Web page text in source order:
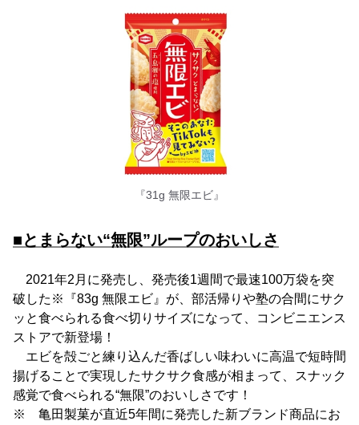
『31g 無限エビ』
■とまらない“無限”ループのおいしさ
2021年2月に発売し、発売後1週間で最速100万袋を突
破した※『83g 無限エビ』が、部活帰りや塾の合間にサク
ッと食べられる食べ切りサイズになって、コンビニエンス
ストアで新登場！
エビを殻ごと練り込んだ香ばしい味わいに高温で短時間
揚げることで実現したサクサク食感が相まって、スナック
感覚で食べられる“無限”のおいしさです！
※ 亀田製菓が直近5年間に発売した新ブランド商品にお